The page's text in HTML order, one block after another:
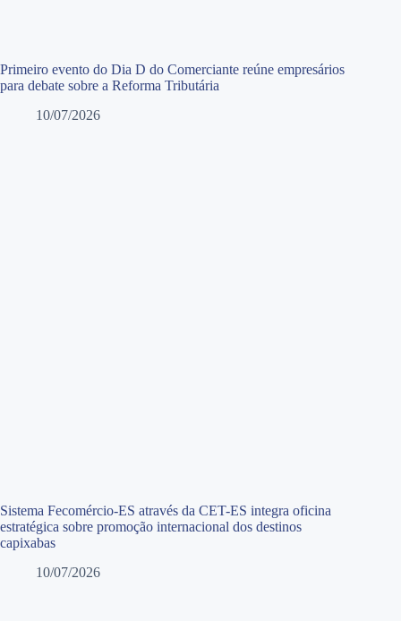
Primeiro evento do Dia D do Comerciante reúne empresários
para debate sobre a Reforma Tributária
10/07/2026
Sistema Fecomércio-ES através da CET-ES integra oficina
estratégica sobre promoção internacional dos destinos
capixabas
10/07/2026